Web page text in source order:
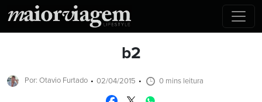
b2
Por: Otavio Furtado 02/04/2015 0 mins leitura